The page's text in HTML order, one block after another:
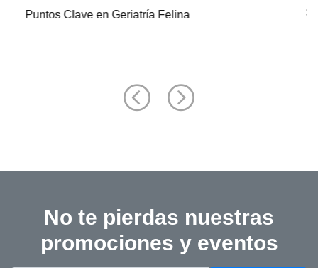
$ 0
Puntos Clave en Geriatría Felina
No te pierdas nuestras
promociones y eventos